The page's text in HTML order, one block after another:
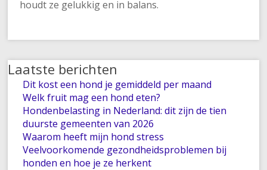
houdt ze gelukkig en in balans.
Laatste berichten
Dit kost een hond je gemiddeld per maand
Welk fruit mag een hond eten?
Hondenbelasting in Nederland: dit zijn de tien
duurste gemeenten van 2026
Waarom heeft mijn hond stress
Veelvoorkomende gezondheidsproblemen bij
honden en hoe je ze herkent